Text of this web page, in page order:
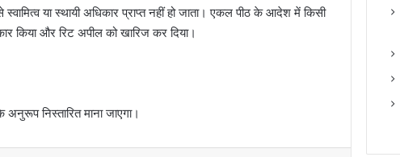
या स्थायी अधिकार प्राप्त नहीं हो जाता। एकल पीठ के आदेश में किसी
किया और रिट अपील को खारिज कर दिया।
निस्तारित माना जाएगा।